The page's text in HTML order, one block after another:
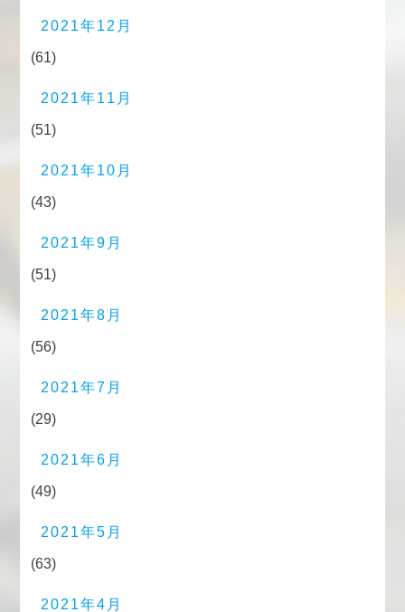
2021年12月
(61)
2021年11月
(51)
2021年10月
(43)
2021年9月
(51)
2021年8月
(56)
2021年7月
(29)
2021年6月
(49)
2021年5月
(63)
2021年4月